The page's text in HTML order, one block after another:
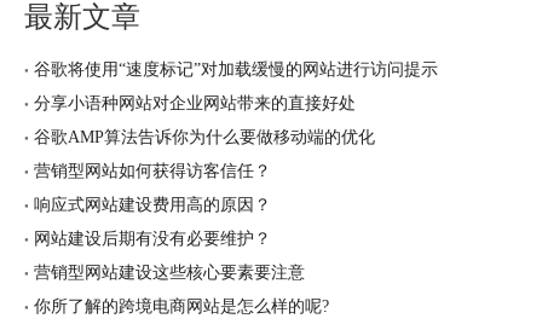
最新文章
谷歌将使用“速度标记”对加载缓慢的网站进行访问提示
分享小语种网站对企业网站带来的直接好处
谷歌AMP算法告诉你为什么要做移动端的优化
营销型网站如何获得访客信任？
响应式网站建设费用高的原因？
网站建设后期有没有必要维护？
营销型网站建设这些核心要素要注意
你所了解的跨境电商网站是怎么样的呢?